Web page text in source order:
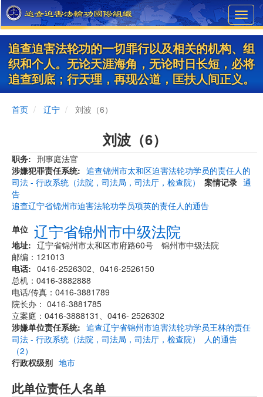
Skip
to
main
content
追查迫害法轮功的一切罪行以及相关的机构、组
织和个人。无论天涯海角，无论时日长短，必将
追查到底；行天理，再现公道，匡扶人间正义。
首页 辽宁 刘波（6）
刘波（6）
职务
刑事庭法官
涉嫌犯罪责任系统
司法 - 行政系统（法院，司法局，司法厅，检查院）
案情记录
追查锦州市太和区迫害法轮功学员的责任人的
通
告
追查辽宁省锦州市迫害法轮功学员项英的责任人的通告
单位 辽宁省锦州市中级法院
地址
辽宁省锦州市太和区市府路60号 锦州市中级法院
邮编：121013
电话
0416-2526302、0416-2526150
总机：0416-3882888
电话/传真：0416-3881789
院长办： 0416-3881785
立案庭：0416-3888131、0416- 2526302
涉嫌单位责任系统
司法 - 行政系统（法院，司法局，司法厅，检查院）
追查辽宁省锦州市迫害法轮功学员王林的责任
人的通告
（2）
行政权级别 地市
此单位责任人名单